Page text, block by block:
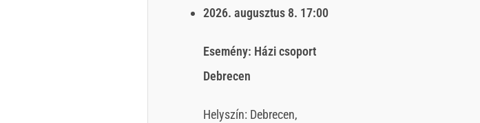
2026. augusztus 8. 17:00
Esemény: Házi csoport
Debrecen
Helyszín: Debrecen,